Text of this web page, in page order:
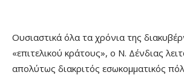
Ουσιαστικά όλα τα χρόνια της
«επιτελικού κράτους», ο Ν. Δένδιας
απολύτως διακριτός εσωκομματικός